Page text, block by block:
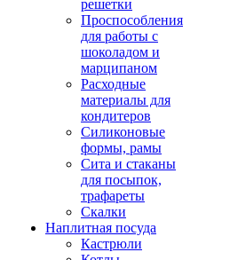
решетки
Проспособления
для работы с
шоколадом и
марципаном
Расходные
материалы для
кондитеров
Силиконовые
формы, рамы
Сита и стаканы
для посыпок,
трафареты
Скалки
Наплитная посуда
Кастрюли